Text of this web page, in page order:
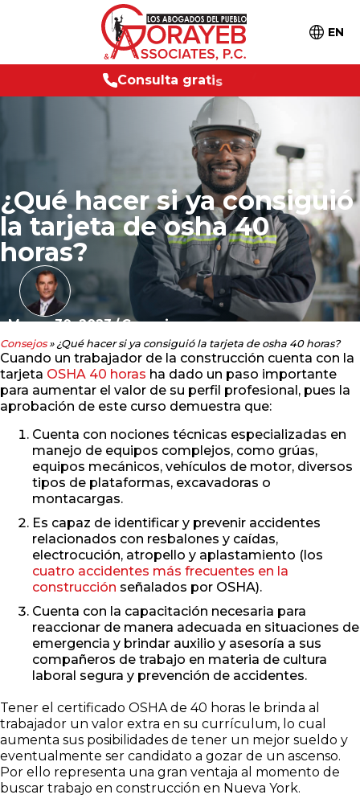
EN
Consulta gratis
¿Qué hacer si ya consiguió
la tarjeta de osha 40
horas?
Marzo 30, 2023/Consejos
Consejos» ¿Qué hacer si ya consiguió la tarjeta de osha 40 horas?
Cuando un trabajador de la construcción cuenta con la
tarjeta OSHA 40 horas ha dado un paso importante
para aumentar el valor de su perfil profesional, pues la
aprobación de este curso demuestra que:
Cuenta con nociones técnicas especializadas en
manejo de equipos complejos, como grúas,
equipos mecánicos, vehículos de motor, diversos
tipos de plataformas, excavadoras o
montacargas.
Es capaz de identificar y prevenir accidentes
relacionados con resbalones y caídas,
electrocución, atropello y aplastamiento (los
cuatro accidentes más frecuentes en la
construcción señalados por OSHA).
Cuenta con la capacitación necesaria para
reaccionar de manera adecuada en situaciones de
emergencia y brindar auxilio y asesoría a sus
compañeros de trabajo en materia de cultura
laboral segura y prevención de accidentes.
Tener el certificado OSHA de 40 horas le brinda al
trabajador un valor extra en su currículum, lo cual
aumenta sus posibilidades de tener un mejor sueldo y
eventualmente ser candidato a gozar de un ascenso.
Por ello representa una gran ventaja al momento de
buscar trabajo en construcción en Nueva York.